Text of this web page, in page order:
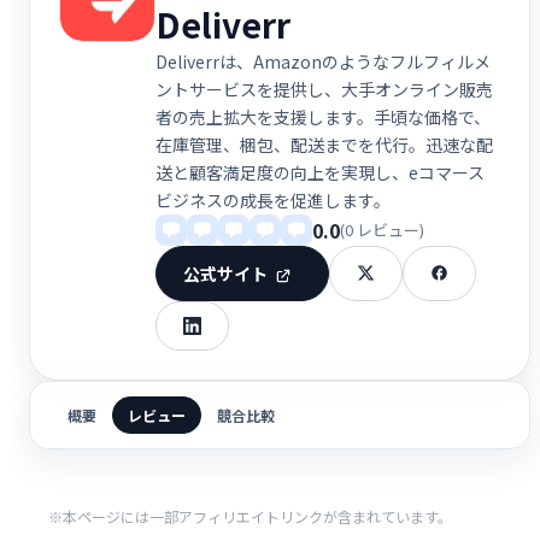
Deliverr
Deliverrは、Amazonのようなフルフィルメ
ントサービスを提供し、大手オンライン販売
者の売上拡大を支援します。手頃な価格で、
在庫管理、梱包、配送までを代行。迅速な配
送と顧客満足度の向上を実現し、eコマース
ビジネスの成長を促進します。
0.0(0 レビュー)
公式サイト
概要 レビュー 競合比較
※本ページには一部アフィリエイトリンクが含まれています。